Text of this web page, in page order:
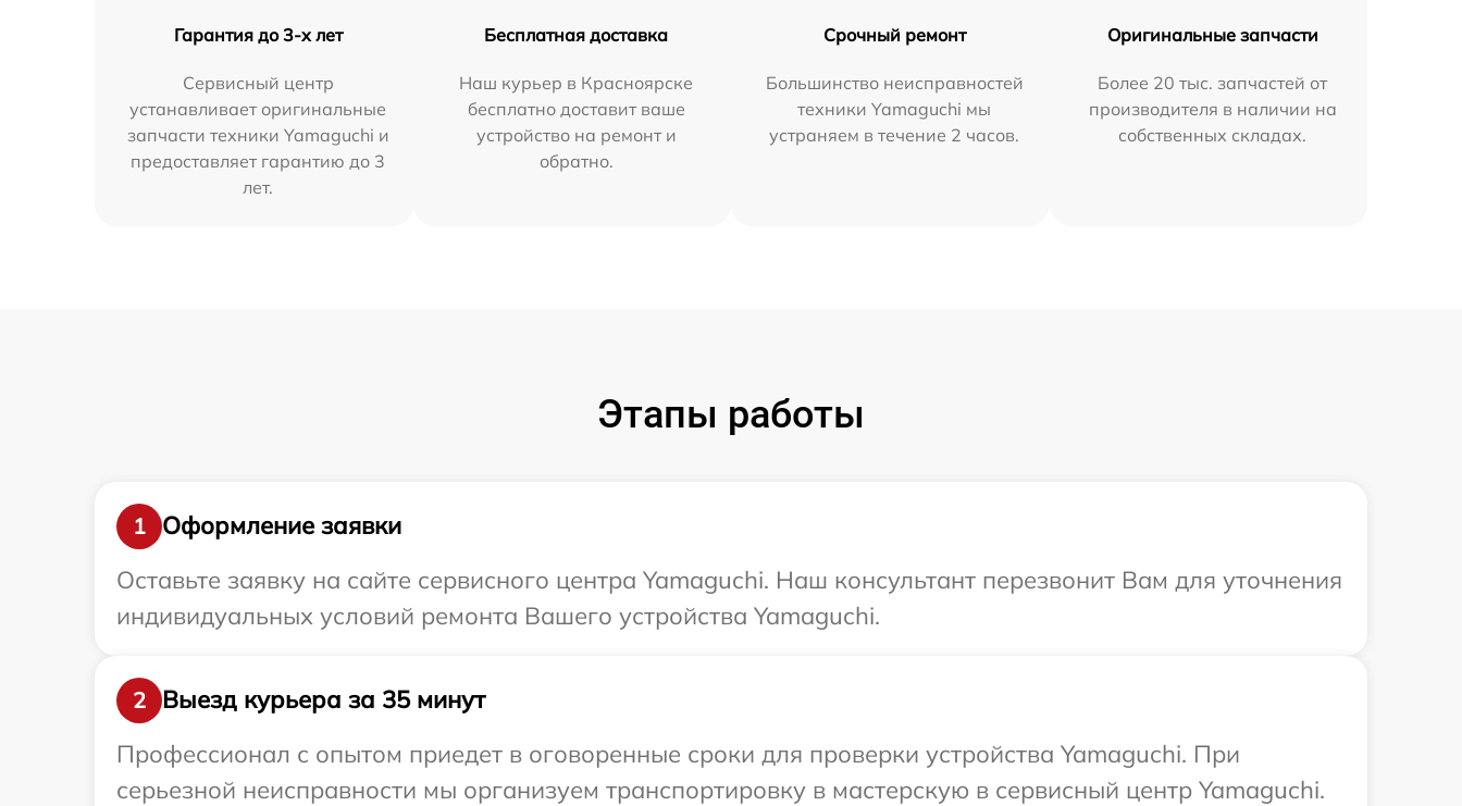
Гарантия до 3-х лет
Сервисный центр
устанавливает оригинальные
запчасти техники Yamaguchi и
предоставляет гарантию до 3
лет.
Бесплатная доставка
Наш курьер в Красноярске
бесплатно доставит ваше
устройство на ремонт и
обратно.
Срочный ремонт
Большинство неисправностей
техники Yamaguchi мы
устраняем в течение 2 часов.
Оригинальные запчасти
Более 20 тыс. запчастей от
производителя в наличии на
собственных складах.
Этапы работы
1
Оформление заявки
Оставьте заявку на сайте сервисного центра Yamaguchi. Наш консультант перезвонит Вам для уточнения
индивидуальных условий ремонта Вашего устройства Yamaguchi.
2
Выезд курьера за 35 минут
Профессионал с опытом приедет в оговоренные сроки для проверки устройства Yamaguchi. При
серьезной неисправности мы организуем транспортировку в мастерскую в сервисный центр Yamaguchi.